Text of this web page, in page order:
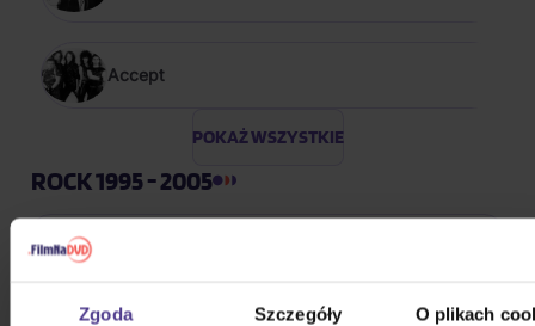
Zgoda Szczegóły O plikach
Accept
POKAŻ WSZYSTKIE
ROCK 1995 - 2005